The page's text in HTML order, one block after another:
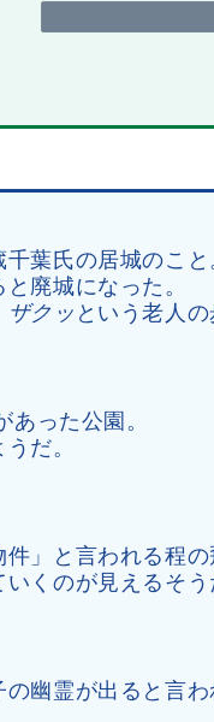
葉氏の居城のこと
廃城になった。
ザクッ という老人
あった公園。
だ。
」と言われる程の
くのが見えるそう
幽霊が出ると言わ